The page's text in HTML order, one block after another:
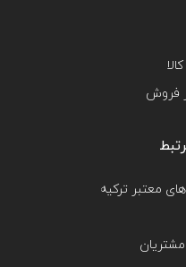
فروش
معتبر ترکیه